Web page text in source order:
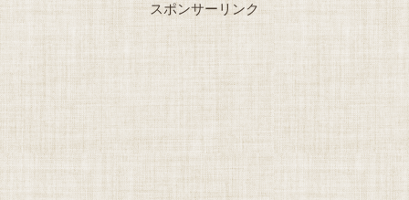
スポンサーリンク